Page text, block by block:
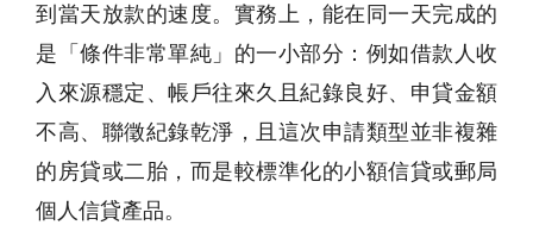
到當天放款的速度。實務上，能在同一天完成的
是「條件非常單純」的一小部分：例如借款人收
入來源穩定、帳戶往來久且紀錄良好、申貸金額
不高、聯徵紀錄乾淨，且這次申請類型並非複雜
的房貸或二胎，而是較標準化的小額信貸或郵局
個人信貸產品。